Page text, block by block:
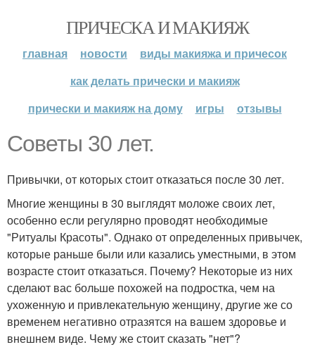
ПРИЧЕСКА И МАКИЯЖ
главная новости
виды макияжа и причесок
как делать прически и макияж
прически и макияж на дому
игры отзывы
Советы 30 лет.
Привычки, от которых стоит отказаться после 30 лет.
Многие женщины в 30 выглядят моложе своих лет,
особенно если регулярно проводят необходимые
"Ритуалы Красоты". Однако от определенных привычек,
которые раньше были или казались уместными, в этом
возрасте стоит отказаться. Почему? Некоторые из них
сделают вас больше похожей на подростка, чем на
ухоженную и привлекательную женщину, другие же со
временем негативно отразятся на вашем здоровье и
внешнем виде. Чему же стоит сказать "нет"?